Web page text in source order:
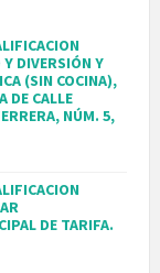
DIVERSIÓN Y
(SIN COCINA),
DE CALLE
NÚM. 5,
DE TARIFA.